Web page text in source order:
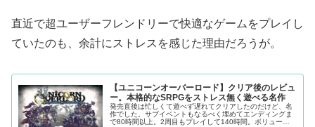
直近で超ユーザーフレンドリーで快適なゲームをプレイし
ていたのも、余計にストレスを感じた理由だろうが。
【ユニコーンオーバーロード】クリア後のレビュ
ー。本格的なSRPGをストレス無く遊べる名作
発売直後は忙しくて遊べず遅れてクリアしたのだけど、名
作でした。サブイベントもなるべく埋めてエンディングま
で80時間以上。2周目もプレイして140時間。ボリューム